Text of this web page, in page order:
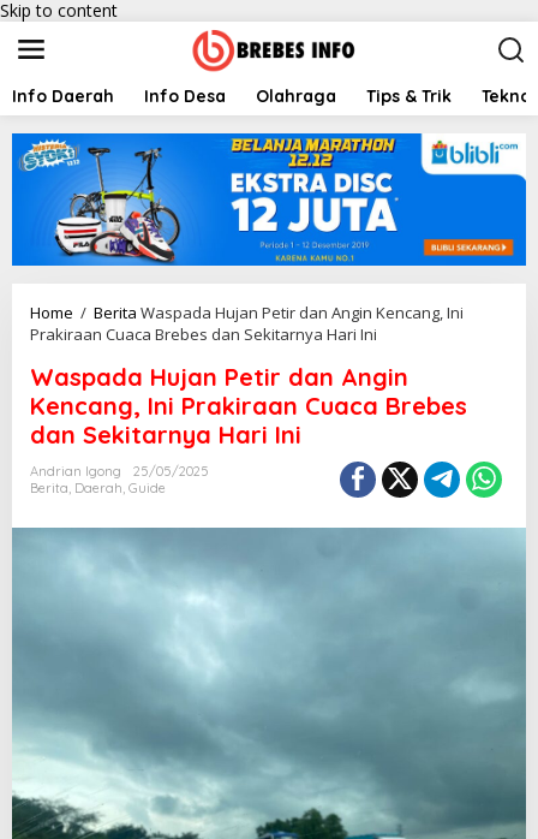
Skip to content
Info Daerah Info Desa Olahraga Tips & Trik
Home / Berita Waspada Hujan Petir dan Angin Kencang, Ini
Prakiraan Cuaca Brebes dan Sekitarnya Hari Ini
Waspada Hujan Petir dan Angin
Kencang, Ini Prakiraan Cuaca Brebes
dan Sekitarnya Hari Ini
Andrian Igong
25/05/2025
Berita, Daerah, Guide